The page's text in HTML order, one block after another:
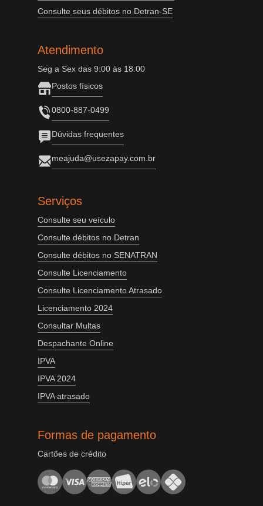
Consulte seus débitos no Detran-SE
Atendimento
Seg a Sex das 9:00 às 18:00
Postos físicos
0800-887-0499
Dúvidas frequentes
meajuda@usezapay.com.br
Serviços
Consulte seu veículo
Consulte débitos no Detran
Consulte débitos no SENATRAN
Consulte Licenciamento
Consulte Licenciamento Atrasado
Licenciamento 2024
Consultar Multas
Despachante Online
IPVA
IPVA 2024
IPVA atrasado
Formas de pagamento
Cartões de crédito